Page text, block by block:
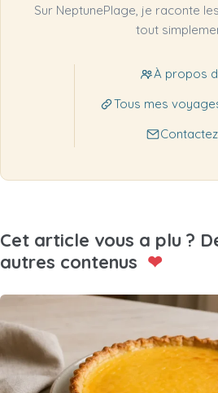
Sur NeptunePlage, je raconte
tout
À propos
Tous mes
Cet article vous a plu ?
autres contenus ❤